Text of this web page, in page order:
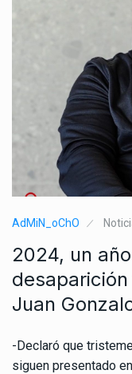
AdMiN_oChO
2024, un
Juan
-Declaró que
siguen presentado